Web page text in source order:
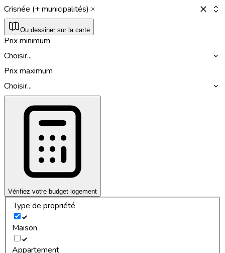
Crisnée (+ municipalités)
Ou dessiner sur la carte
Prix minimum
Choisir...
Prix maximum
Choisir...
Vérifiez votre budget logement
Type de propriété
Maison
Appartement